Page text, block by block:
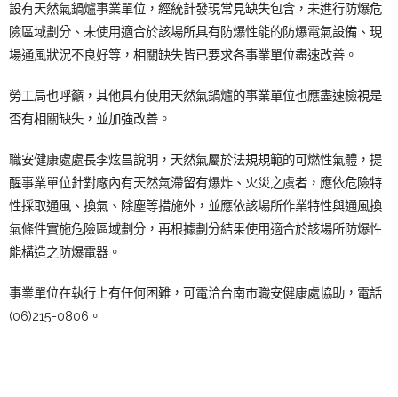
設有天然氣鍋爐事業單位，經統計發現常見缺失包含，未進行防爆危
險區域劃分、未使用適合於該場所具有防爆性能的防爆電氣設備、現
場通風狀況不良好等，相關缺失皆已要求各事業單位盡速改善。
勞工局也呼籲，其他具有使用天然氣鍋爐的事業單位也應盡速檢視是
否有相關缺失，並加強改善。
職安健康處處長李炫昌說明，天然氣屬於法規規範的可燃性氣體，提
醒事業單位針對廠內有天然氣滯留有爆炸、火災之虞者，應依危險特
性採取通風、換氣、除塵等措施外，並應依該場所作業特性與通風換
氣條件實施危險區域劃分，再根據劃分結果使用適合於該場所防爆性
能構造之防爆電器。
事業單位在執行上有任何困難，可電洽台南市職安健康處協助，電話
(06)215-0806。